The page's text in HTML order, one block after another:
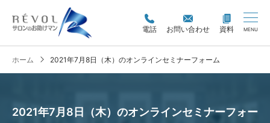
電話 お問い合わせ 資料 MENU
ホーム 2021年7月8日（木）のオンラインセミナーフォーム
2021年7月8日（木）のオンラインセミナーフォー